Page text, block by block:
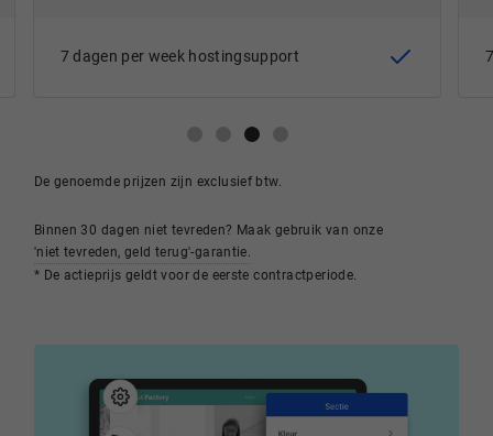
7 dagen per week hostingsupport
De genoemde prijzen zijn exclusief btw.
Binnen 30 dagen niet tevreden? Maak gebruik van onze
'niet tevreden, geld terug'-garantie.
* De actieprijs geldt voor de eerste contractperiode.